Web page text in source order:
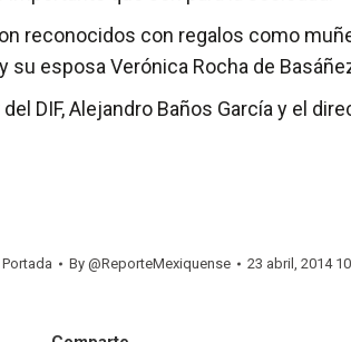
reconocidos con regalos como
su esposa Verónica Rocha de
DIF, Alejandro Baños García y el
Portada By @ReporteMexiquense 23 abril, 2014